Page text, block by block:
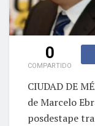
0
COMPARTIDO
CIUDAD DE
de Marcelo
posdestape